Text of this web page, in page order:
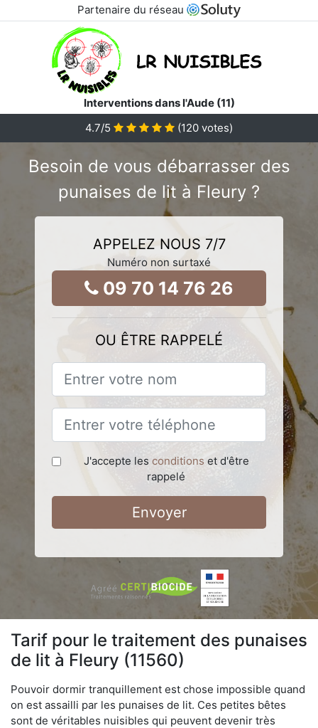
Partenaire du réseau
Interventions dans l'Aude (11)
4.7/5 (120 votes)
Besoin de vous débarrasser des
punaises de lit à Fleury ?
APPELEZ NOUS 7/7
Numéro non surtaxé
09 70 14 76 26
OU ÊTRE RAPPELÉ
J'accepte les conditions et d'être
rappelé
Envoyer
Tarif pour le traitement des punaises
de lit à Fleury (11560)
Pouvoir dormir tranquillement est chose impossible quand
on est assailli par les punaises de lit. Ces petites bêtes
sont de véritables nuisibles qui peuvent devenir très